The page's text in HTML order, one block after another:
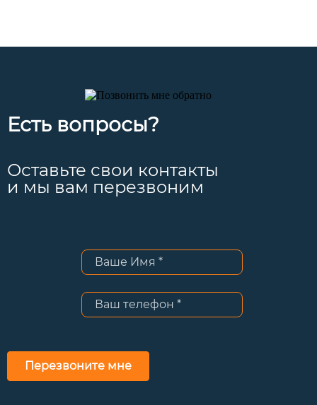
Есть вопросы?
Оставьте свои контакты
и мы вам перезвоним
Перезвоните мне